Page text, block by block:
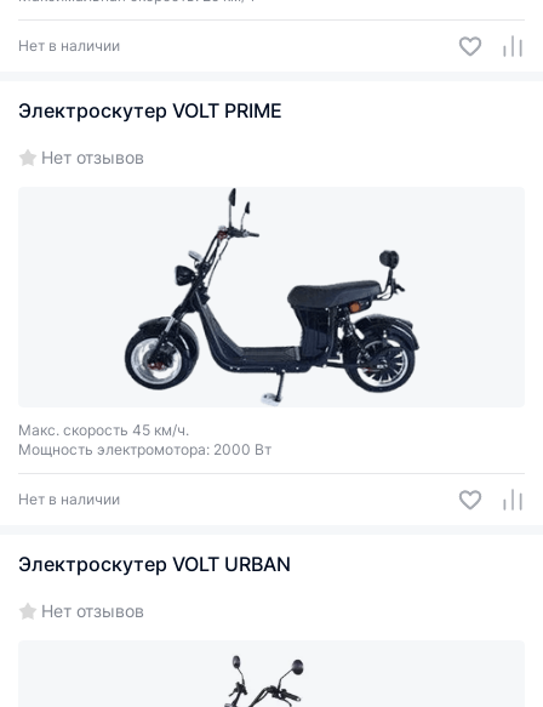
Нет в наличии
Электроскутер VOLT PRIME
Нет отзывов
Макс. скорость 45 км/ч.
Мощность электромотора: 2000 Вт
Нет в наличии
Электроскутер VOLT URBAN
Нет отзывов